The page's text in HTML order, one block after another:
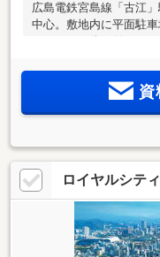
広島電鉄宮島線「古江
中心。敷地内に平面駐
資
ロイヤルシテ